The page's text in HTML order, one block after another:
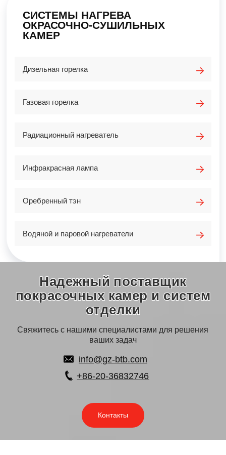
СИСТЕМЫ НАГРЕВА
ОКРАСОЧНО-СУШИЛЬНЫХ
КАМЕР
Дизельная горелка
Газовая горелка
Радиационный нагреватель
Инфракрасная лампа
Оребренный тэн
Водяной и паровой нагреватели
Надежный поставщик
покрасочных камер и систем
отделки
Свяжитесь с нашими специалистами для решения
ваших задач
info@gz-btb.com
+86-20-36832746
Контакты